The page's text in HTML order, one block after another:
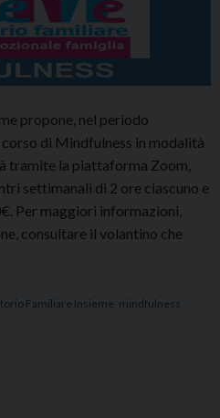
propone, nel periodo
di Mindfulness in modalità
tramite la piattaforma Zoom,
settimanali di 2 ore ciascuno e
Per maggiori informazioni,
consultare il volantino che
Familiare Insieme mindfulness